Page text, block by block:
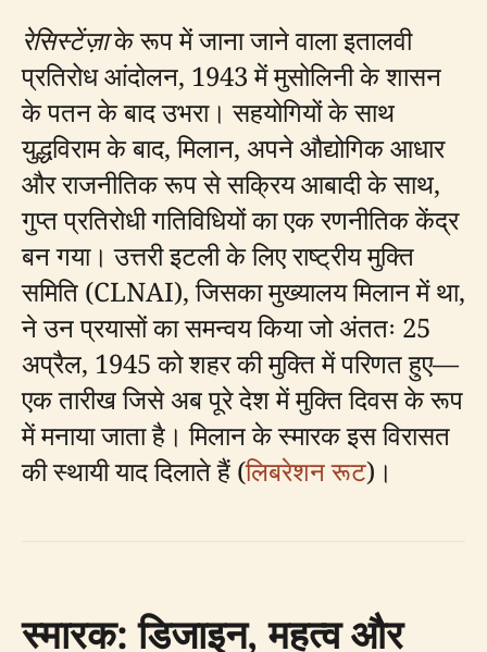
रेसिस्टेंज़ाके रूप में जाना जाने वाला इतालवी
प्रतिरोध आंदोलन, 1943 में मुसोलिनी के शासन
के पतन के बाद उभरा। सहयोगियों के साथ
युद्धविराम के बाद, मिलान, अपने औद्योगिक आधार
और राजनीतिक रूप से सक्रिय आबादी के साथ,
गुप्त प्रतिरोधी गतिविधियों का एक रणनीतिक केंद्र
बन गया। उत्तरी इटली के लिए राष्ट्रीय मुक्ति
समिति (CLNAI), जिसका मुख्यालय मिलान में था,
ने उन प्रयासों का समन्वय किया जो अंततः 25
अप्रैल, 1945 को शहर की मुक्ति में परिणत हुए—
एक तारीख जिसे अब पूरे देश में मुक्ति दिवस के रूप
में मनाया जाता है। मिलान के स्मारक इस विरासत
की स्थायी याद दिलाते हैं (लिबरेशन रूट)।
स्मारक: डिजाइन, महत्व और